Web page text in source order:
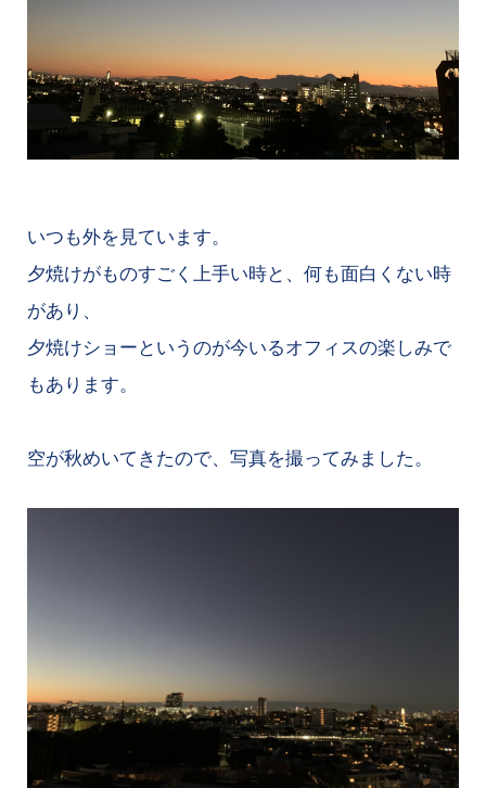
いつも外を見ています。
夕焼けがものすごく上手い時と、何も面白くない時
があり、
夕焼けショーというのが今いるオフィスの楽しみで
もあります。
空が秋めいてきたので、写真を撮ってみました。